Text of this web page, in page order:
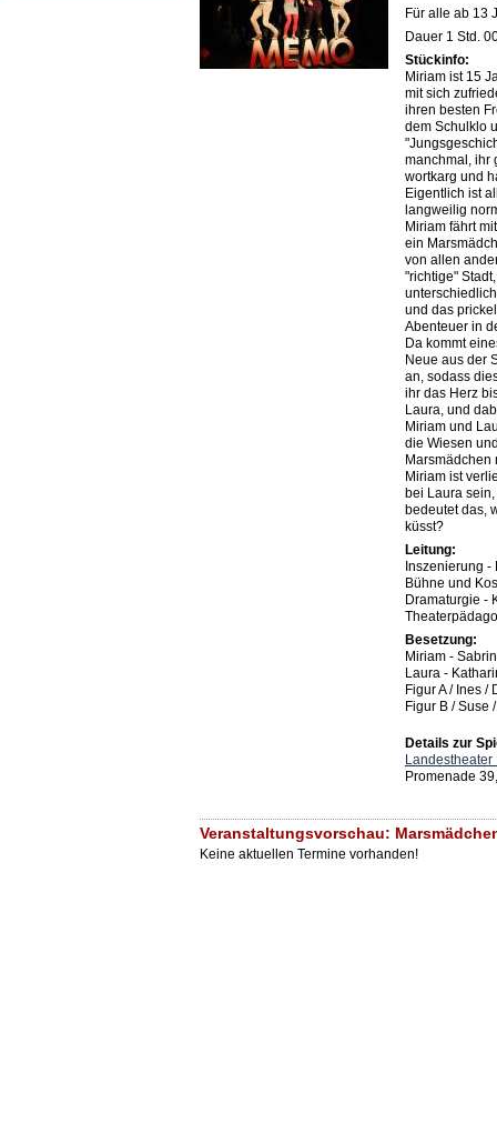
Für alle ab 13
Dauer 1 Std.
Stückinfo:
Miriam ist 15
mit sich
ihren besten
dem Schulklo
manchmal, ihr
wortkarg und
Eigentlich ist
langweilig
Miriam fährt
ein
von allen
"richtige"
und das
Abenteuer in
Da kommt
Neue aus der
an, sodass
ihr das Herz
Laura, und
Miriam und
die Wiesen
Marsmädchen
Miriam ist
bei Laura
bedeutet das,
küsst?
Leitung:
Inszenierung
Bühne und
Dramaturgie -
Besetzung:
Miriam -
Laura -
Figur A / Ines
Figur B / Suse
Details zur
Landestheater
Promenade
Veranstaltungsvorschau:
Keine aktuellen Termine vorhanden!